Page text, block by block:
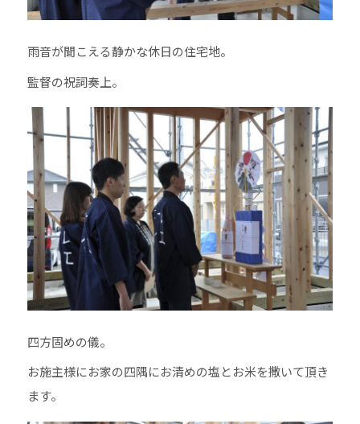
雨音が聞こえる静かな休日の住宅地。
監督の祝詞奏上。
四方固めの儀。
お施主様にお家の四隅にお清めの塩とお米を撒いて頂き
ます。